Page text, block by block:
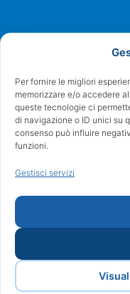
Per fornire le migliori
memorizzare e/o accedere
queste tecnologie ci
di navigazione o ID unici su
consenso può influire
funzioni.
Gestisci servizi
©2017 Arturo Fortini |